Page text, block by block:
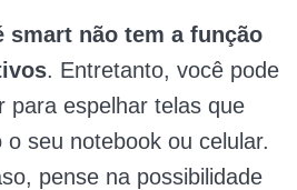
smart não tem a função
. Entretanto, você pode
para espelhar telas que
seu notebook ou celular.
pense na possibilidade